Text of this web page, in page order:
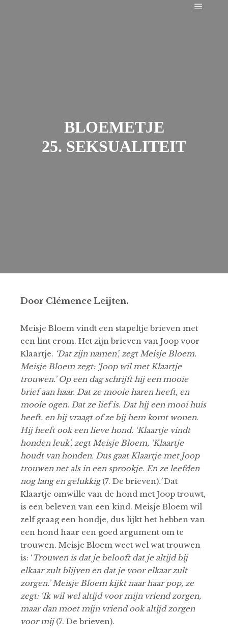
BLOEMETJE
25. SEKSUALITEIT
Door Clémence Leijten.
Meisje Bloem vindt een stapeltje brieven met
een lint erom. Het zijn brieven van Joop voor
Klaartje. ‘Dat zijn namen’, zegt Meisje Bloem.
Meisje Bloem zegt: ‘Joop wil met Klaartje
trouwen.’ Op een dag schrijft hij een mooie
brief aan haar. Dat ze mooie haren heeft, en
mooie ogen. Dat ze lief is. Dat hij een mooi huis
heeft, en hij vraagt of ze bij hem komt wonen.
Hij heeft ook een lieve hond. ‘Klaartje vindt
honden leuk’, zegt Meisje Bloem, ‘Klaartje
houdt van honden. Dus gaat Klaartje met Joop
trouwen net als in een sprookje. En ze leefden
nog lang en gelukkig(7. De brieven).’Dat
Klaartje omwille van de hond met Joop trouwt,
is een beleven van een kind. Meisje Bloem wil
zelf graag een hondje, dus lijkt het hebben van
een hond haar een goed argument om te
trouwen. Meisje Bloem weet wel wat trouwen
is: ‘Trouwen is dat je belooft dat je altijd bij
elkaar zult blijven en dat je voor elkaar zult
zorgen.’ Meisje Bloem kijkt naar haar pop, ze
zegt: ‘Ik wil wel altijd voor mijn vriend zorgen,
maar dan moet mijn vriend ook altijd zorgen
voor mij (7. De brieven).